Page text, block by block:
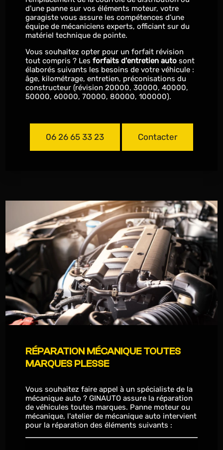
d'une panne sur vos éléments moteur, votre
garagiste vous assure les compétences d’une
équipe de mécaniciens experts, officiant sur du
matériel technique de pointe.
Vous souhaitez opter pour un forfait révision
tout compris ? Lesforfaits d'entretien auto sont
élaborés suivants les besoins de votre véhicule :
âge, kilométrage, entretien, préconisations du
constructeur (révision 20000, 30000, 40000,
50000, 60000, 70000, 80000, 100000).
06 26 65 33 23 Contacter
RÉPARATION MÉCANIQUE TOUTES
MARQUES PLESSE
Vous souhaitez faire appel à un spécialiste de la
mécanique auto ? GINAUTO assure la réparation
de véhicules toutes marques. Panne moteur ou
mécanique, l'atelier de mécanique auto intervient
pour la réparation des éléments suivants :